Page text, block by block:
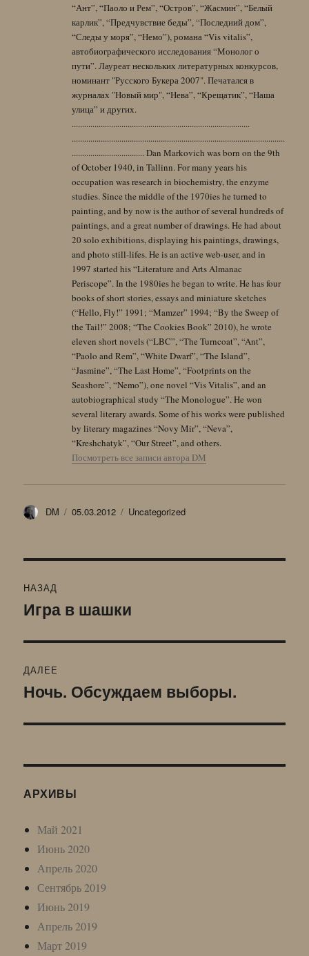
“Ант”, “Паоло и Рем”, “Остров”, “Жасмин”, “Белый
карлик”, “Предчувствие беды”, “Последний дом”,
“Следы у моря”, “Немо”), романа “Vis vitalis”,
автобиографического исследования “Монолог о
пути”. Лауреат нескольких литературных конкурсов,
номинант "Русского Букера 2007". Печатался в
журналах "Новый мир", “Нева”, “Крещатик”, “Наша
улица” и других.
......................................................................................
.......................................................................................................
................................... Dan Markovich was born on the 9th
of October 1940, in Tallinn. For many years his
occupation was research in biochemistry, the enzyme
studies. Since the middle of the 1970ies he turned to
painting, and by now is the author of several hundreds of
paintings, and a great number of drawings. He had about
20 solo exhibitions, displaying his paintings, drawings,
and photo still-lifes. He is an active web-user, and in
1997 started his “Literature and Arts Almanac
Periscope”. In the 1980ies he began to write. He has four
books of short stories, essays and miniature sketches
(“Hello, Fly!” 1991; “Mamzer” 1994; “By the Sweep of
the Tail!” 2008; “The Cookies Book” 2010), he wrote
eleven short novels (“LBC”, “The Turncoat”, “Ant”,
“Paolo and Rem”, “White Dwarf”, “The Island”,
“Jasmine”, “The Last Home”, “Footprints on the
Seashore”, “Nemo”), one novel “Vis Vitalis”, and an
autobiographical study “The Monologue”. He won
several literary awards. Some of his works were published
by literary magazines “Novy Mir”, “Neva”,
“Kreshchatyk”, “Our Street”, and others.
Посмотреть все записи автора DM
Автор
DM Опубликовано
05.03.2012 Рубрики
Uncategorized
по
НАЗАД
Предыдущая
Игра в шашки
ДАЛЕЕ
Следующая
Ночь. Обсуждаем выборы.
АРХИВЫ
Май 2021
Июнь 2020
Апрель 2020
Сентябрь 2019
Июнь 2019
Апрель 2019
Март 2019